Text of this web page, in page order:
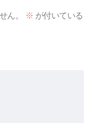
ん。 ※ が付いている